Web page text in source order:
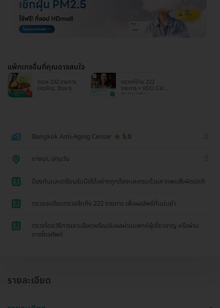
แพ็กเกจอื่นที่คุณอาจสนใจ
ตรวจ 232 รายการ
(จตุจักร, วัฒนา)
ตรวจที่บ้าน 222
รายการ + VDO Call
(N Health)
Bangkok Anti-Aging Center 5.0
บางนา, ปทุมวัน
1 ป้องกันเเละเตรียมรับมือได้อย่างถูกต้องเเละครบถ้วนหากพบสิ่งผิดปกติ
2 ตรวจละเอียดตรวจลึกถึง 222 รายการ เพื่อผลลัพธ์ที่เเม่นยำ
3
ตรวจโดยวิธีการเจาะเลือดพร้อมรับผลผ่านเเพทย์ผู้เชี่ยวชาญ หรือผ่าน
ทางโทรศัพท์
รายละเอียด